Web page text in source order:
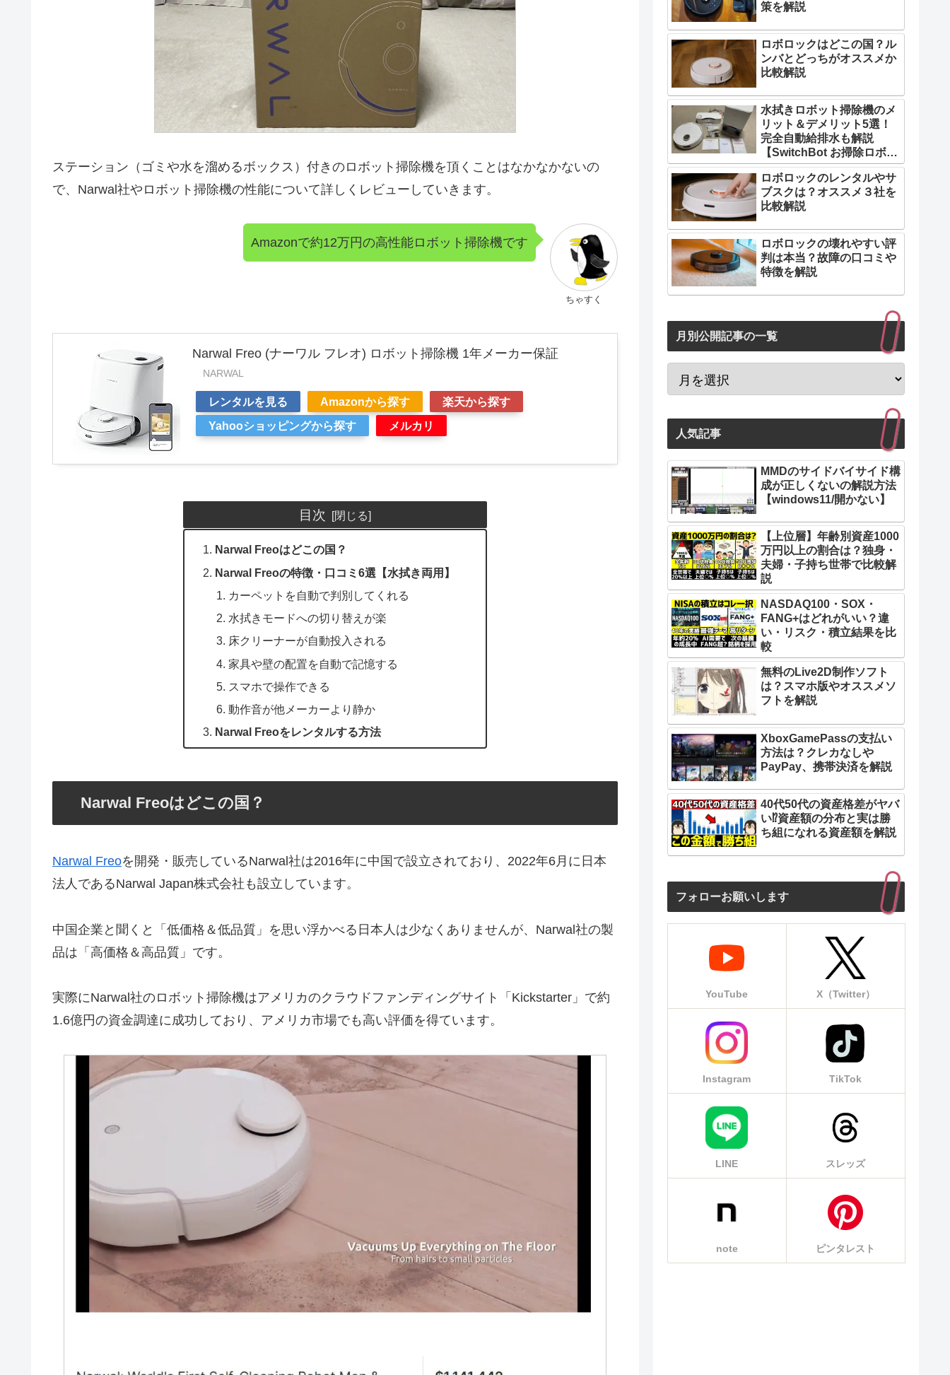
ステーション（ゴミや水を溜めるボックス）付きのロボット掃除機を頂くことはなかなかないの
で、Narwal社やロボット掃除機の性能について詳しくレビューしていきます。
ちゃすく
Amazonで約12万円の高性能ロボット掃除機です
Narwal Freo (ナーワル フレオ) ロボット掃除機 1年メーカー保証
NARWAL
レンタルを見る Amazonから探す
楽天から探す
Yahooショッピングから探す
メルカリ
目次
Narwal Freoはどこの国？
Narwal Freoの特徴・口コミ6選【水拭き両用】
カーペットを自動で判別してくれる
水拭きモードへの切り替えが楽
床クリーナーが自動投入される
家具や壁の配置を自動で記憶する
スマホで操作できる
動作音が他メーカーより静か
Narwal Freoをレンタルする方法
Narwal Freoはどこの国？
Narwal Freoを開発・販売しているNarwal社は2016年に中国で設立されており、2022年6月に日本
法人であるNarwal Japan株式会社も設立しています。
中国企業と聞くと「低価格＆低品質」を思い浮かべる日本人は少なくありませんが、Narwal社の製
品は「高価格＆高品質」です。
実際にNarwal社のロボット掃除機はアメリカのクラウドファンディングサイト「Kickstarter」で約
1.6億円の資金調達に成功しており、アメリカ市場でも高い評価を得ています。
策を解説
ロボロックはどこの国？ル
ンバとどっちがオススメか
比較解説
水拭きロボット掃除機のメ
リット＆デメリット5選！
完全自動給排水も解説
【SwitchBot お掃除ロボッ
トS10】【PR】
ロボロックのレンタルやサ
ブスクは？オススメ３社を
比較解説
ロボロックの壊れやすい評
判は本当？故障の口コミや
特徴を解説
月別公開記事の一覧
人気記事
MMDのサイドバイサイド構
成が正しくないの解説方法
【windows11/開かない】
【上位層】年齢別資産1000
万円以上の割合は？独身・
夫婦・子持ち世帯で比較解
説
NASDAQ100・SOX・
FANG+はどれがいい？違
い・リスク・積立結果を比
較
無料のLive2D制作ソフト
は？スマホ版やオススメソ
フトを解説
XboxGamePassの支払い
方法は？クレカなしや
PayPay、携帯決済を解説
40代50代の資産格差がヤバ
い⁉︎資産額の分布と実は勝
ち組になれる資産額を解説
フォローお願いします
YouTube X（Twitter）
Instagram TikTok
LINE スレッズ
note ピンタレスト